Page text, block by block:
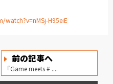
H95eiE
前の記事へ
『Game meets # ....